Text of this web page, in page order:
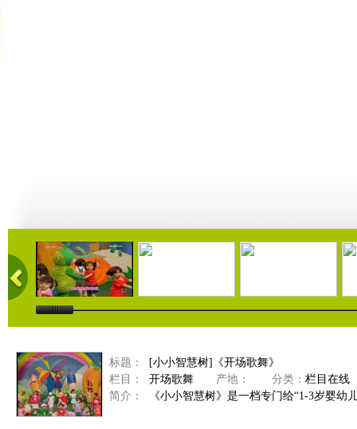
01:40 02:23 02:14
标题：
[小小智慧树]《开场歌舞》
栏目：
开场歌舞 产地： 分类： 栏目在线
简介：
《小小智慧树》是一档专门给“1-3岁婴